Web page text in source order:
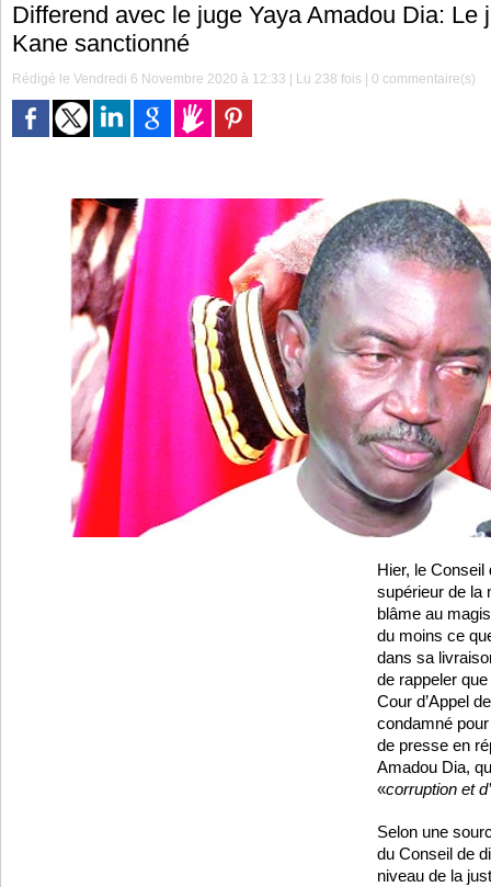
Differend avec le juge Yaya Amadou Dia: Le
Kane sanctionné
Rédigé le Vendredi 6 Novembre 2020 à 12:33 | Lu 238 fois |0 commentaire(s)
Hier, le Conseil
supérieur de la
blâme au
du moins ce
dans sa
de rappeler
Cour d’Appel
condamné
de presse en
Amadou Dia,
«corruption et
Selon une
du Conseil de
niveau de la